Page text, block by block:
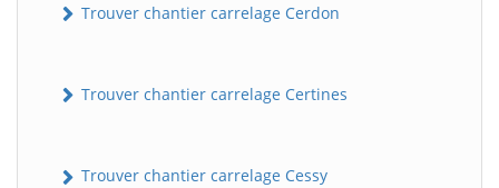
Trouver chantier carrelage Cerdon
Trouver chantier carrelage Certines
Trouver chantier carrelage Cessy